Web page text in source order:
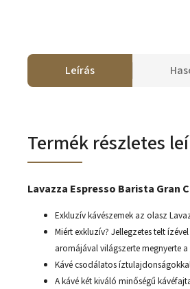
Leírás
Termék részletes
Lavazza Espresso Barista Gran
Exkluzív kávészemek az olasz
Miért exkluzív? Jellegzetes telt
aromájával világszerte megnyerte a
Kávé csodálatos
A kávé két kiváló minőségű